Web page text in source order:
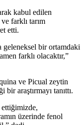
kabul edilen
farklı tarım
etti.
geleneksel bir ortamdaki
farklı olacaktır,”
ve Picual zeytin
araştırmayı tanıttı.
üzerinde fenol